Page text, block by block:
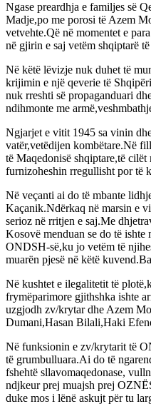
Ngase preardhja e familjes së
Madje,po me porosi të Azem
vetvehte.Që në momentet e
në gjirin e saj vetëm shqiptarë
Në këtë lëvizje nuk duhet të
krijimin e një qeverie të
nuk rreshti së propaganduari
ndihmonte me
Ngjarjet e vitit 1945 sa vinin
vatër,vetëdijen kombëtare.Në
të Maqedonisë shqiptare,të
furnizoheshin rregullisht por të
Në veçanti ai do të mbante
Kaçanik.Ndërkaq në marsin e
serioz në rritjen e saj.Me
Kosovë menduan se do të
ONDSH-së,ku jo vetëm të
muarën pjesë në këtë
Në kushtet e ilegalitetit të
frymëparimore gjithshka ishte
uzgjodh zv/krytar dhe Azem
Dumani,Hasan Bilali,Haki
Në funksionin e zv/krytarit të
të grumbulluara.Ai do të
fshehtë sllavomaqedonase,
ndjkeur prej muajsh prej
duke mos i lënë askujt për tu